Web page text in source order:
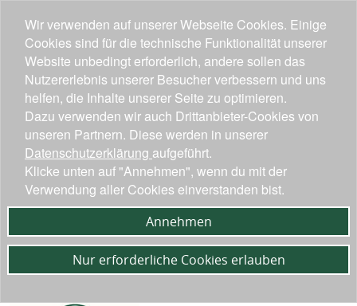
Wir verwenden auf unserer Webseite Cookies. Einige
Cookies sind für die technische Funktionalität unserer
Website unbedingt erforderlich, andere sollen das
Nutzererlebnis unserer Besucher verbessern und uns
helfen, die Inhalte unserer Seite zu optimieren.
Dazu verwenden wir auch Drittanbieter-Cookies von
unseren Partnern. Diese werden in unserer
Datenschutzerklärung aufgeführt.
Klicke unten auf "Annehmen", wenn du mit der
Verwendung aller Cookies einverstanden bist.
Annehmen
Nur erforderliche Cookies erlauben